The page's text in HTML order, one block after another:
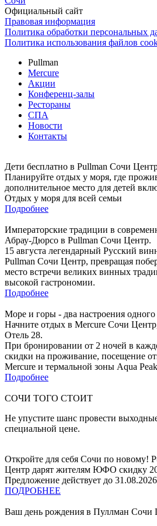
Официальный сайт
Правовая информация
Политика обработки персональных
Политика использования файлов
Pullman
Mercure
Акции
Конференц-залы
Рестораны
СПА
Новости
Контакты
Дети бесплатно в Pullman Сочи
Планируйте отдых у моря, где
дополнительное место для детей
Отдых у моря для всей семьи
Подробнее
Императорские традиции в
Абрау-Дюрсо в Pullman Сочи Центр.
15 августа легендарный Русский
Pullman Сочи Центр, превращая
место встречи великих винных
высокой гастрономии.
Подробнее
Море и горы - два настроения одного
Начните отдых в Mercure Сочи Центр,
Отель 28.
При бронировании от 2 ночей в
скидки на проживание, посещение
Mercure и термальной зоны Aqua
Подробнее
СОЧИ ТОГО СТОИТ
Не упустите шанс провести
специальной цене.
Откройте для себя Сочи по новому!
Центр дарят жителям ЮФО скидку
Предложение действует до 31.08.2026
ПОДРОБНЕЕ
Ваш день рождения в Пуллман Сочи